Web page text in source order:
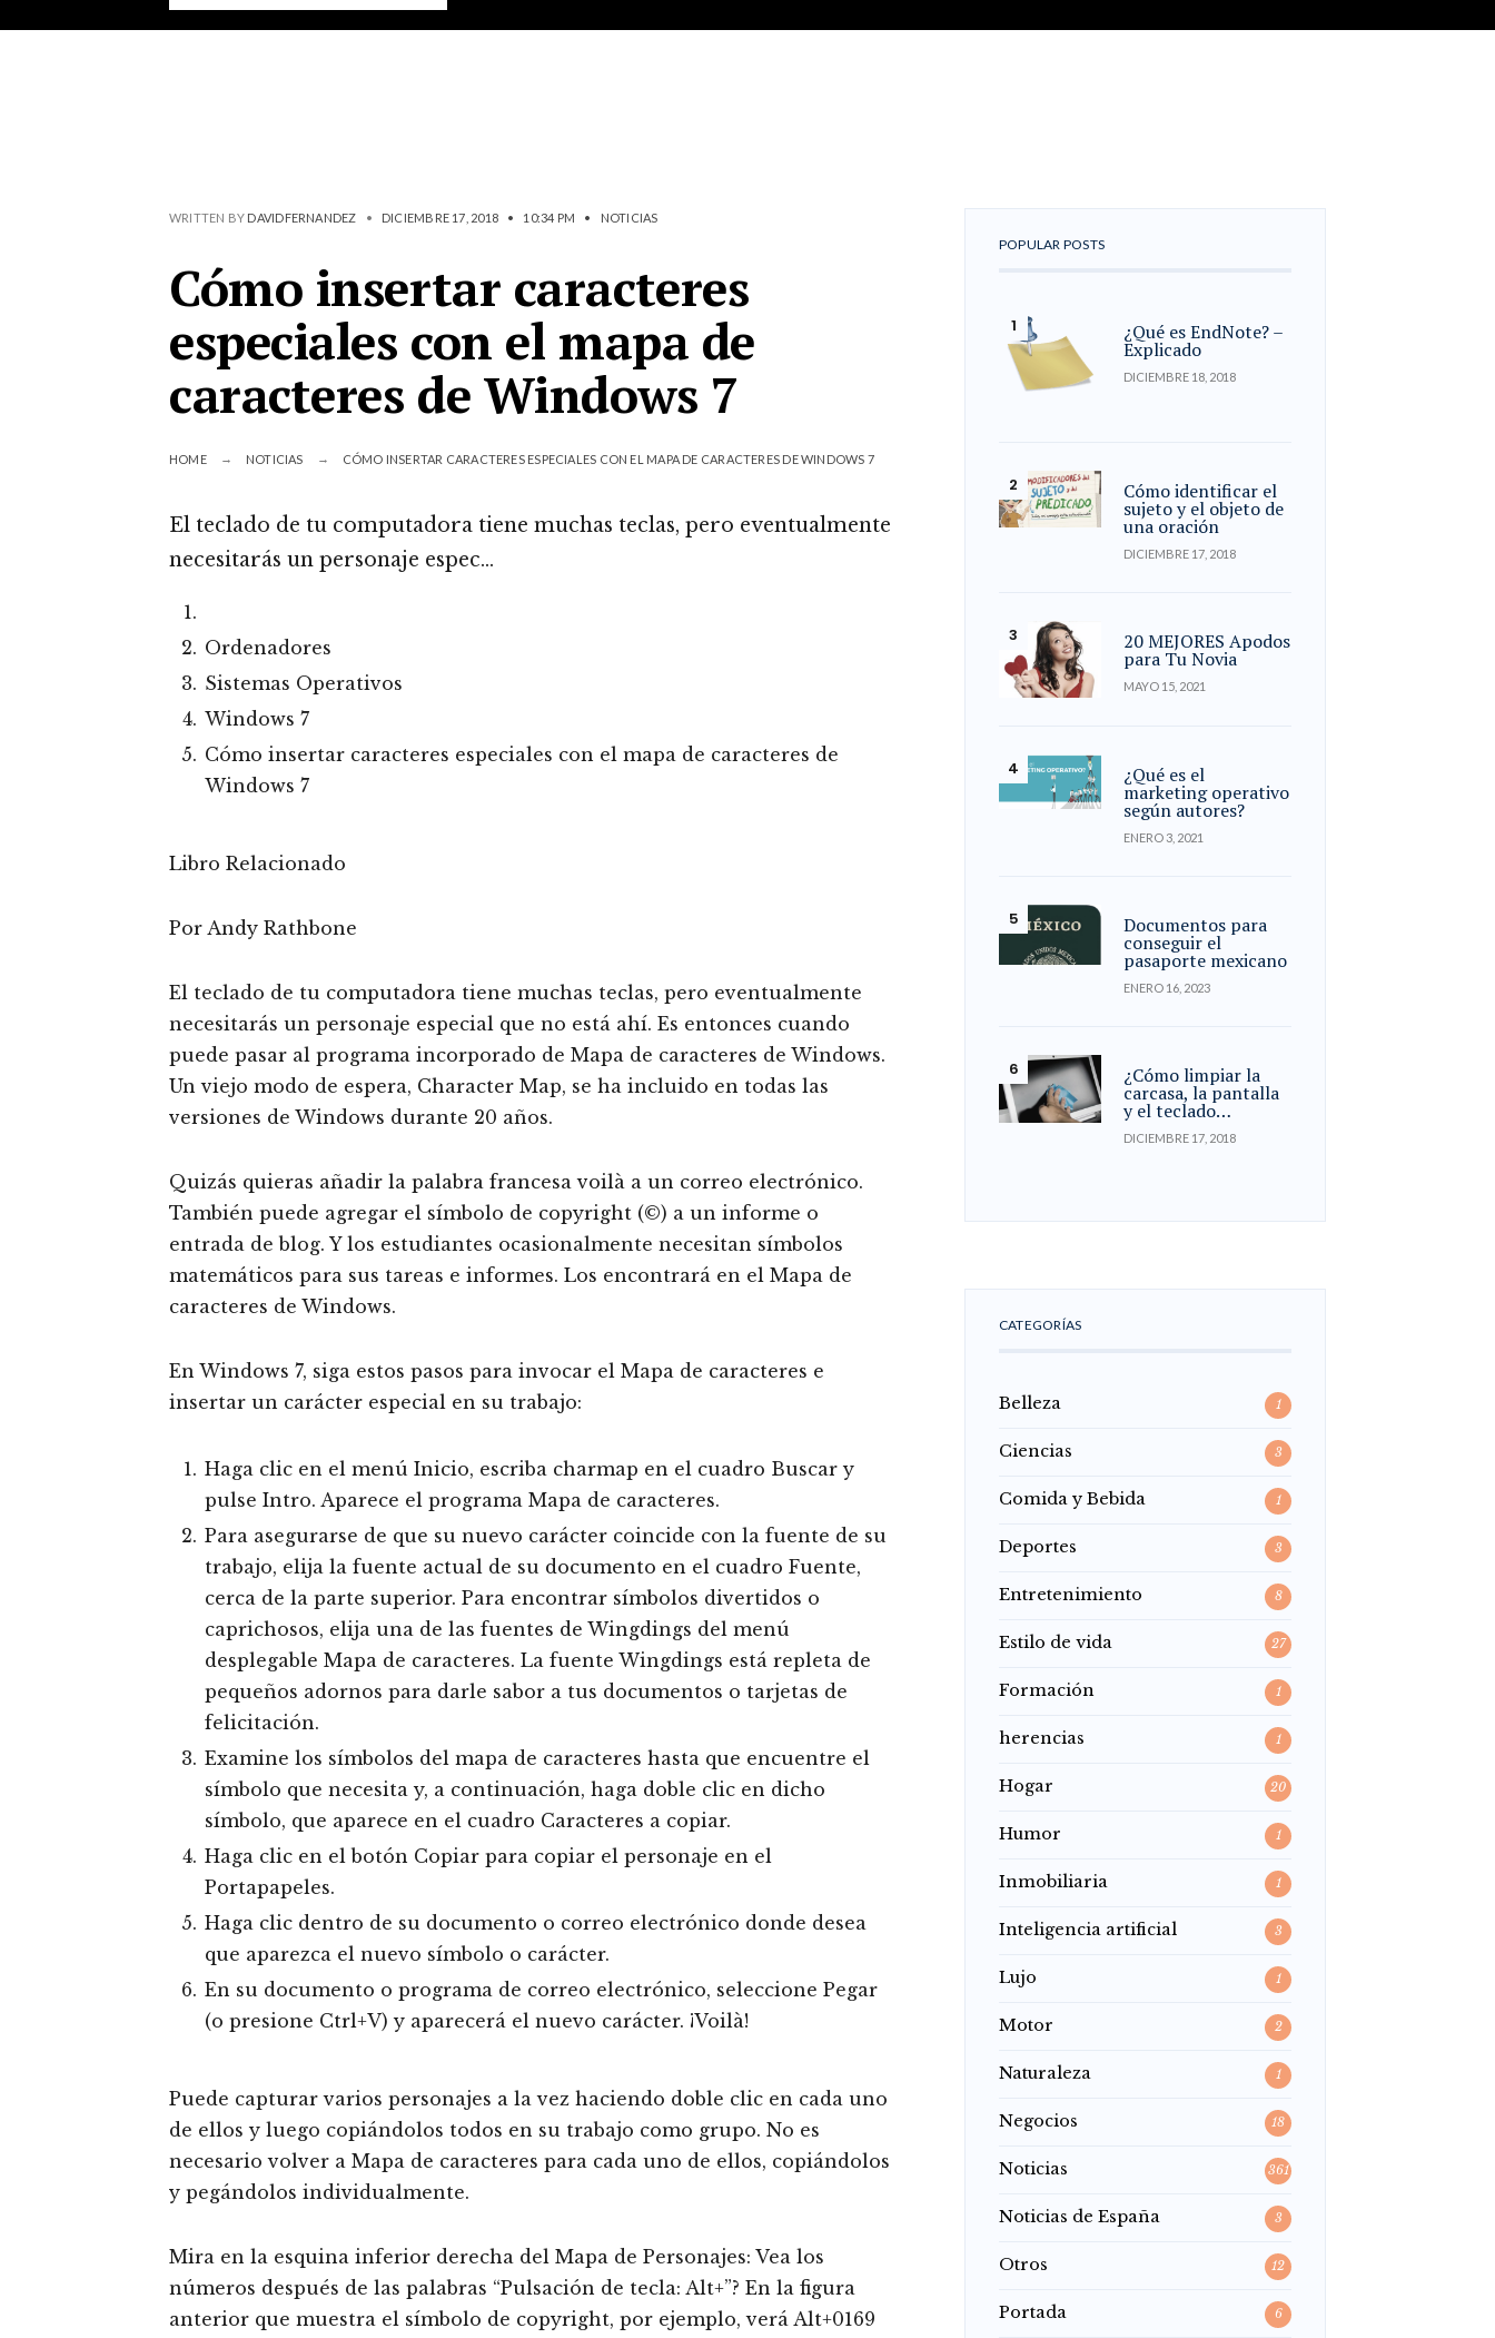
WRITTEN BY DAVIDFERNANDEZ • DICIEMBRE 17, 2018 • 10:34 PM • NOTICIAS
Cómo insertar caracteres
especiales con el mapa de
caracteres de Windows 7
HOME NOTICIAS CÓMO INSERTAR CARACTERES ESPECIALES CON EL MAPA DE CARACTERES DE WINDOWS 7
El teclado de tu computadora tiene muchas teclas, pero eventualmente
necesitarás un personaje espec…
Ordenadores
Sistemas Operativos
Windows 7
Cómo insertar caracteres especiales con el mapa de caracteres de
Windows 7
Libro Relacionado
Por Andy Rathbone
El teclado de tu computadora tiene muchas teclas, pero eventualmente
necesitarás un personaje especial que no está ahí. Es entonces cuando
puede pasar al programa incorporado de Mapa de caracteres de Windows.
Un viejo modo de espera, Character Map, se ha incluido en todas las
versiones de Windows durante 20 años.
Quizás quieras añadir la palabra francesa voilà a un correo electrónico.
También puede agregar el símbolo de copyright (©) a un informe o
entrada de blog. Y los estudiantes ocasionalmente necesitan símbolos
matemáticos para sus tareas e informes. Los encontrará en el Mapa de
caracteres de Windows.
En Windows 7, siga estos pasos para invocar el Mapa de caracteres e
insertar un carácter especial en su trabajo:
Haga clic en el menú Inicio, escriba charmap en el cuadro Buscar y
pulse Intro. Aparece el programa Mapa de caracteres.
Para asegurarse de que su nuevo carácter coincide con la fuente de su
trabajo, elija la fuente actual de su documento en el cuadro Fuente,
cerca de la parte superior. Para encontrar símbolos divertidos o
caprichosos, elija una de las fuentes de Wingdings del menú
desplegable Mapa de caracteres. La fuente Wingdings está repleta de
pequeños adornos para darle sabor a tus documentos o tarjetas de
felicitación.
Examine los símbolos del mapa de caracteres hasta que encuentre el
símbolo que necesita y, a continuación, haga doble clic en dicho
símbolo, que aparece en el cuadro Caracteres a copiar.
Haga clic en el botón Copiar para copiar el personaje en el
Portapapeles.
Haga clic dentro de su documento o correo electrónico donde desea
que aparezca el nuevo símbolo o carácter.
En su documento o programa de correo electrónico, seleccione Pegar
(o presione Ctrl+V) y aparecerá el nuevo carácter. ¡Voilà!
Puede capturar varios personajes a la vez haciendo doble clic en cada uno
de ellos y luego copiándolos todos en su trabajo como grupo. No es
necesario volver a Mapa de caracteres para cada uno de ellos, copiándolos
y pegándolos individualmente.
Mira en la esquina inferior derecha del Mapa de Personajes: Vea los
números después de las palabras “Pulsación de tecla: Alt+”? En la figura
anterior que muestra el símbolo de copyright, por ejemplo, verá Alt+0169
POPULAR POSTS
¿Qué es EndNote? –
Explicado
DICIEMBRE 18, 2018
Cómo identificar el
sujeto y el objeto de
una oración
DICIEMBRE 17, 2018
20 MEJORES Apodos
para Tu Novia
MAYO 15, 2021
¿Qué es el
marketing operativo
según autores?
ENERO 3, 2021
Documentos para
conseguir el
pasaporte mexicano
ENERO 16, 2023
¿Cómo limpiar la
carcasa, la pantalla
y el teclado…
DICIEMBRE 17, 2018
CATEGORÍAS
Belleza 1
Ciencias 3
Comida y Bebida 1
Deportes 3
Entretenimiento 8
Estilo de vida 27
Formación 1
herencias 1
Hogar 20
Humor 1
Inmobiliaria 1
Inteligencia artificial 3
Lujo 1
Motor 2
Naturaleza 1
Negocios 18
Noticias 361
Noticias de España 3
Otros 12
Portada 6